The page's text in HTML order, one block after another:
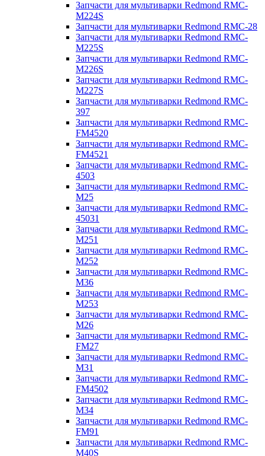
Запчасти для мультиварки Redmond RMC-
M224S
Запчасти для мультиварки Redmond RMC-28
Запчасти для мультиварки Redmond RMC-
M225S
Запчасти для мультиварки Redmond RMC-
M226S
Запчасти для мультиварки Redmond RMC-
M227S
Запчасти для мультиварки Redmond RMC-
397
Запчасти для мультиварки Redmond RMC-
FM4520
Запчасти для мультиварки Redmond RMC-
FM4521
Запчасти для мультиварки Redmond RMC-
4503
Запчасти для мультиварки Redmond RMC-
M25
Запчасти для мультиварки Redmond RMC-
45031
Запчасти для мультиварки Redmond RMC-
M251
Запчасти для мультиварки Redmond RMC-
M252
Запчасти для мультиварки Redmond RMC-
M36
Запчасти для мультиварки Redmond RMC-
M253
Запчасти для мультиварки Redmond RMC-
M26
Запчасти для мультиварки Redmond RMC-
FM27
Запчасти для мультиварки Redmond RMC-
M31
Запчасти для мультиварки Redmond RMC-
FM4502
Запчасти для мультиварки Redmond RMC-
M34
Запчасти для мультиварки Redmond RMC-
FM91
Запчасти для мультиварки Redmond RMC-
M40S